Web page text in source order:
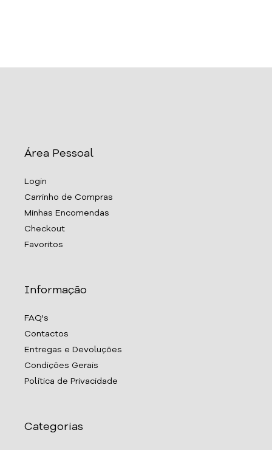
Área Pessoal
Login
Carrinho de Compras
Minhas Encomendas
Checkout
Favoritos
Informação
FAQ's
Contactos
Entregas e Devoluções
Condições Gerais
Política de Privacidade
Categorias